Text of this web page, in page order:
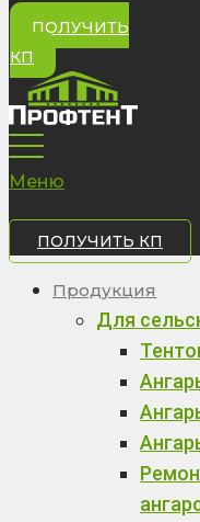
ПОЛУЧИТЬ
КП
Меню
ПОЛУЧИТЬ КП
Продукция
Для